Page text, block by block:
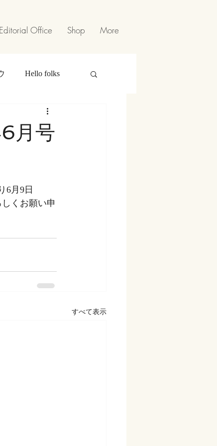
Office Shop More
Hello folks
月号
6月9日
くお願い申
すべて表示